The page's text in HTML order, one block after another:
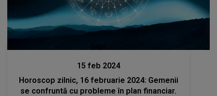
15 feb 2024
Horoscop zilnic, 16 februarie 2024: Gemenii
se confruntă cu probleme în plan financiar.